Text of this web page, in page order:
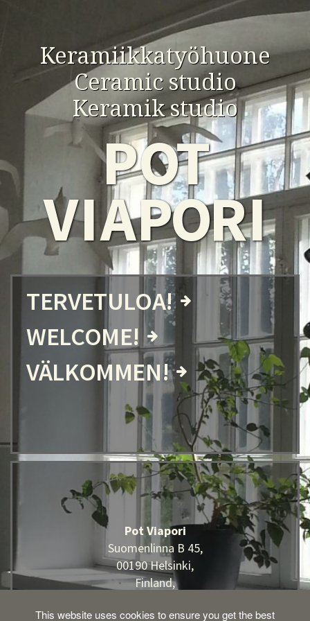
This website uses cookies to ensure you get the best
Keramiikkatyöhuone
Ceramic studio
Keramik studio
POT
VIAPORI
TERVETULOA!
WELCOME!
VÄLKOMMEN!
Pot Viapori
Suomenlinna B 45,
00190 Helsinki,
Finland,
pot@potviapori.fi